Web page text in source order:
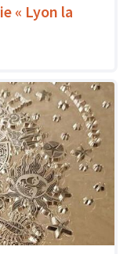
« Lyon la